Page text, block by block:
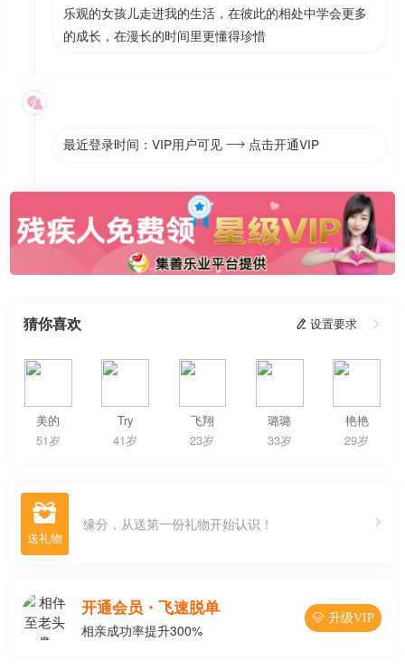
乐观的女孩儿走进我的生活，在彼此的相处中学会更多
的成长，在漫长的时间里更懂得珍惜

最近登录时间：VIP用户可见  点击开通VIP
猜你喜欢  设置要求 
美的
51岁
Try
41岁
飞翔
23岁
璐璐
33岁
艳艳
29岁
 缘分，从送第一份礼物开始认识！
开通会员・飞速脱单
相亲成功率提升300%
 升级VIP